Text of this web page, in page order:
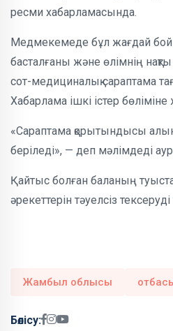
ресми хабарламасында.
Медмекемеде бұл жағдай
басталғаны және өлімнің
сот-медициналық сараптама
Хабарлама ішкі істер
«Сараптама қорытындысы
беріледі», — деп мәлімдеді
Қайтыс болған баланың
әрекеттерін тәуелсіз
Жамбыл облысы
Бөлісу: